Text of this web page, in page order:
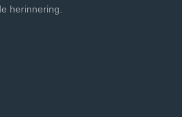
herinnering.